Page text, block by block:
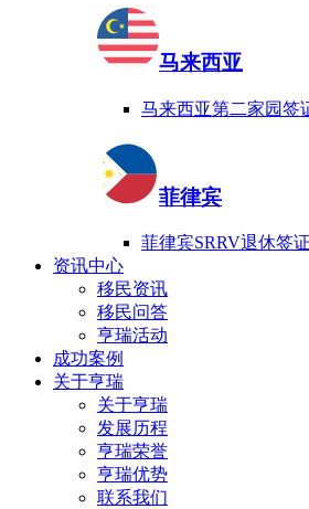
马来西亚
马来西亚第二家园签
菲律宾
菲律宾SRRV退休签证
资讯中心
移民资讯
移民问答
亨瑞活动
成功案例
关于亨瑞
关于亨瑞
发展历程
亨瑞荣誉
亨瑞优势
联系我们